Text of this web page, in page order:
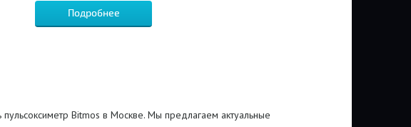
Подробнее
пульсоксиметр Bitmos в Москве. Мы предлагаем актуальные